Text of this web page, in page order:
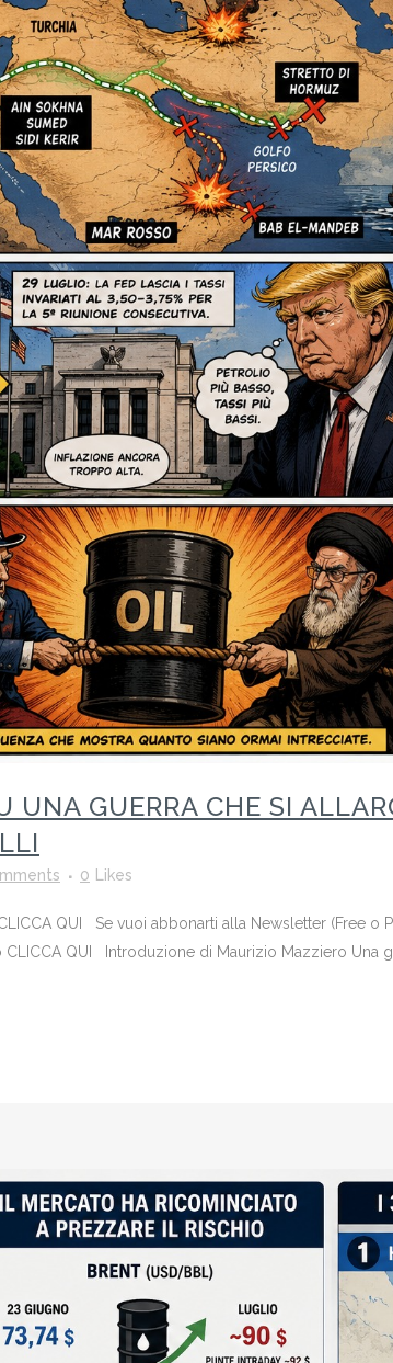
UNA GUERRA CHE SI
0 Likes
QUI Se vuoi abbonarti alla Newsletter (Free o
QUI Introduzione di Maurizio Mazziero Una